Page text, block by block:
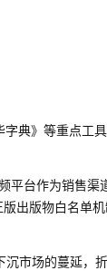
典》等重点工
平台作为销售渠
出版物白名单
市场的蔓延，